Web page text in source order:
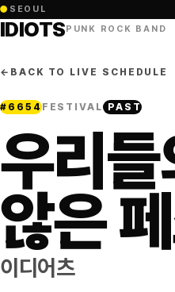
● SEOUL
IDIOTSPUNK ROCK BAND
← BACK TO LIVE SCHEDULE
# 6654FESTIVAL PAST
우리들
않은
이디어츠